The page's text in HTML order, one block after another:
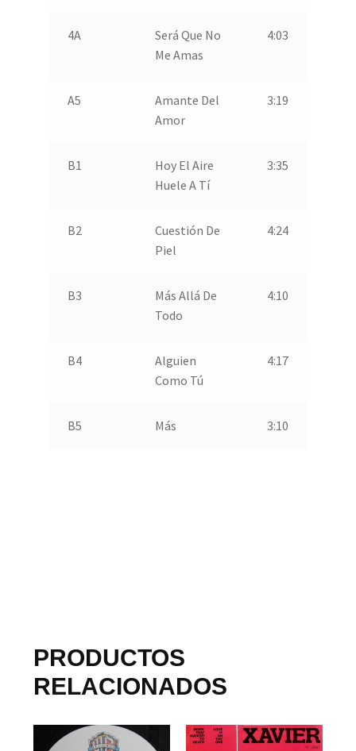
4A
Será Que No
Me Amas
4:03
A5
Amante Del
Amor
3:19
B1
Hoy El Aire
Huele A Tí
3:35
B2
Cuestión De
Piel
4:24
B3
Más Allá De
Todo
4:10
B4
Alguien
Como Tú
4:17
B5 Más 3:10
PRODUCTOS
RELACIONADOS